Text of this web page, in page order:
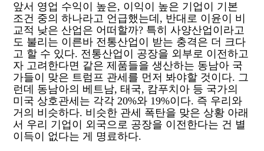
앞서 영업 수익이 높은, 이익이 높은 기업이 기본
조건 중의 하나라고 언급했는데 , 반대로 이윤이 비
교적 낮은 산업은 어떠할까? 특히 사양산업이라고
도 불리는 이른바 전통산업이 받는 충격은 더 크다
고 할 수 있다. 전통산업이 공장을 외부로 이전하고
자 고려한다면 같은 제품들을 생산하는 동남아 국
가들이 맞은 트럼프 관세를 먼저 봐야할 것이다. 그
런데 동남아의 베트남, 태국, 캄푸치아 등 국가의
미국 상호관세는 각각 20%와 19%이다. 즉 우리와
거의 비슷하다. 비슷한 관세 폭탄을 맞은 상황 아래
서 우리 기업이 외국으로 공장을 이전한다는 건 별
이득이 없다는 게 명료하다.